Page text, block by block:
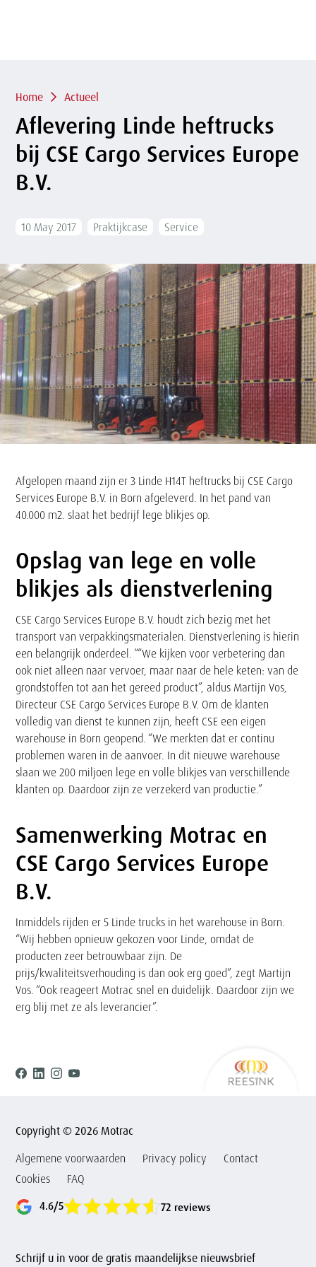
gaan
Kruimelpad
Home Actueel
Aflevering Linde heftrucks
bij CSE Cargo Services Europe
B.V.
10 May 2017 Praktijkcase Service
Tekst
Afgelopen maand zijn er 3 Linde H14T heftrucks bij CSE Cargo
Services Europe B.V. in Born afgeleverd. In het pand van
40.000 m2. slaat het bedrijf lege blikjes op.
Opslag van lege en volle
blikjes als dienstverlening
CSE Cargo Services Europe B.V. houdt zich bezig met het
transport van verpakkingsmaterialen. Dienstverlening is hierin
een belangrijk onderdeel. ““We kijken voor verbetering dan
ook niet alleen naar vervoer, maar naar de hele keten: van de
grondstoffen tot aan het gereed product”, aldus Martijn Vos,
Directeur CSE Cargo Services Europe B.V. Om de klanten
volledig van dienst te kunnen zijn, heeft CSE een eigen
warehouse in Born geopend. “We merkten dat er continu
problemen waren in de aanvoer. In dit nieuwe warehouse
slaan we 200 miljoen lege en volle blikjes van verschillende
klanten op. Daardoor zijn ze verzekerd van productie.”
Samenwerking Motrac en
CSE Cargo Services Europe
B.V.
Inmiddels rijden er 5 Linde trucks in het warehouse in Born.
“Wij hebben opnieuw gekozen voor Linde, omdat de
producten zeer betrouwbaar zijn. De
prijs/kwaliteitsverhouding is dan ook erg goed”, zegt Martijn
Vos. “Ook reageert Motrac snel en duidelijk. Daardoor zijn we
erg blij met ze als leverancier”.
Facebook
Linkedin
Instagram
Youtube
Copyright © 2026 Motrac
Algemene voorwaarden
Privacy policy
Contact
Cookies
FAQ
4.6/5 72 reviews
Schrijf u in voor de gratis maandelijkse nieuwsbrief